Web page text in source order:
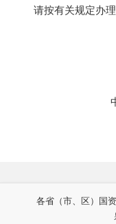
请按有关规定办理
各省（市、区）国